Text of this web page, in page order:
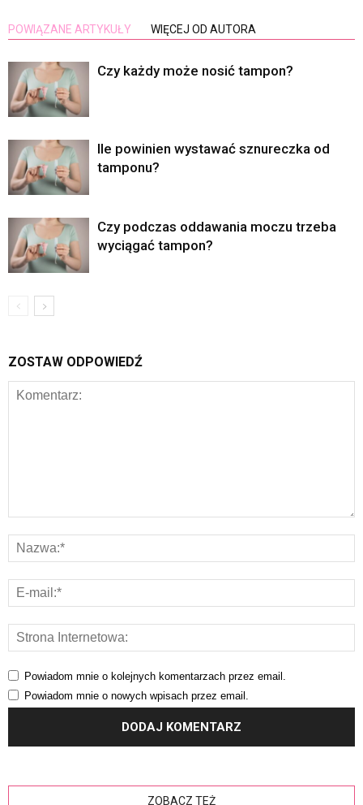
POWIĄZANE ARTYKUŁY WIĘCEJ OD AUTORA
Czy każdy może nosić tampon?
Ile powinien wystawać sznureczka od
tamponu?
Czy podczas oddawania moczu trzeba
wyciągać tampon?
ZOSTAW ODPOWIEDŹ
Powiadom mnie o kolejnych komentarzach przez email.
Powiadom mnie o nowych wpisach przez email.
ZOBACZ TEŻ